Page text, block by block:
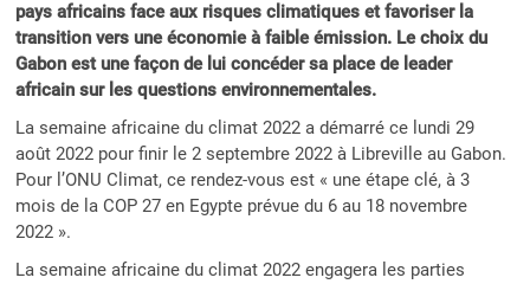
pays africains face aux risques climatiques et favoriser la
transition vers une économie à faible émission. Le choix du
Gabon est une façon de lui concéder sa place de leader
africain sur les questions environnementales.
La semaine africaine du climat 2022 a démarré ce lundi 29
août 2022 pour finir le 2 septembre 2022 à Libreville au Gabon.
Pour l’ONU Climat, ce rendez-vous est « une étape clé, à 3
mois de la COP 27 en Egypte prévue du 6 au 18 novembre
2022 ».
La semaine africaine du climat 2022 engagera les parties